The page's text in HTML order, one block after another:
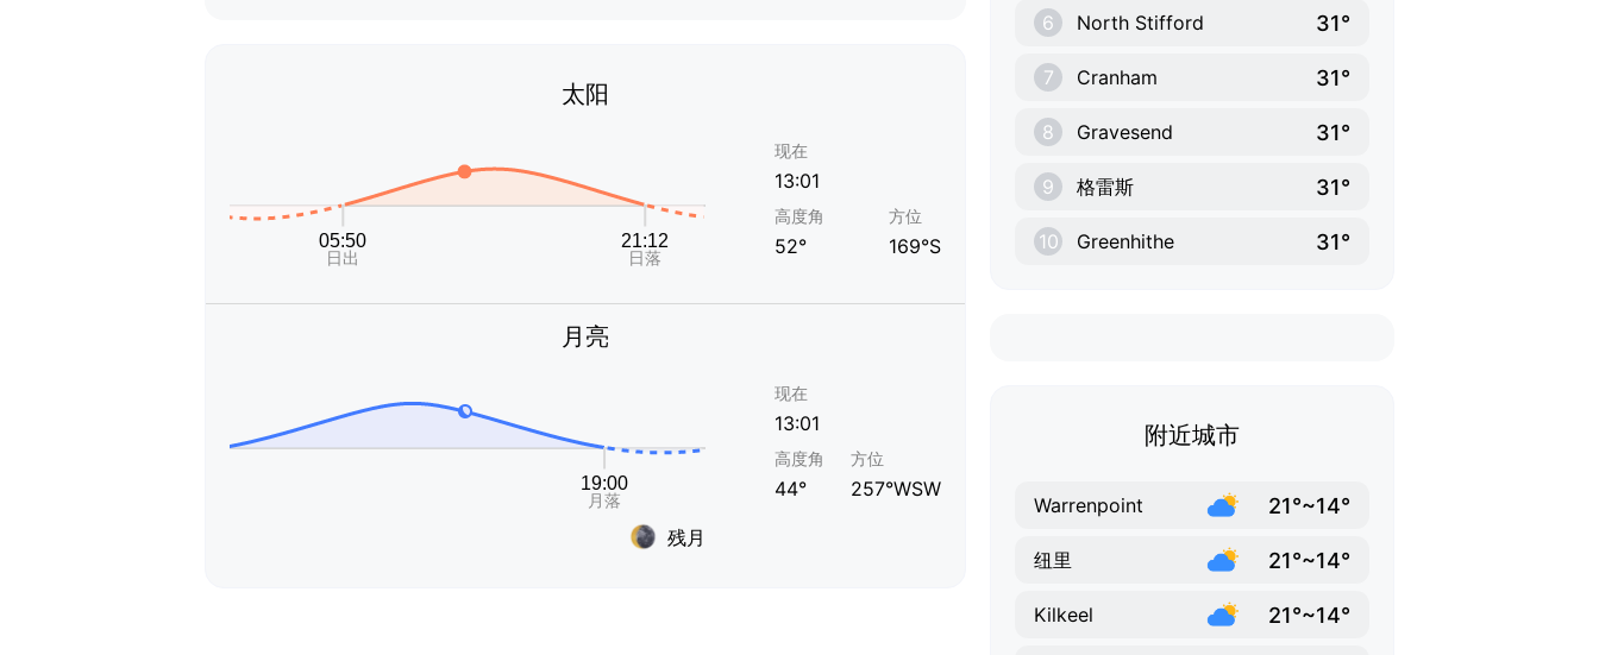
太阳
现在
13:01
高度角
52°
方位
169°S
月亮
残月
现在
13:01
高度角
44°
方位
257°WSW
6 North Stifford 31°
7 Cranham 31°
8 Gravesend 31°
9 格雷斯 31°
10 Greenhithe 31°
附近城市
Warrenpoint 21°~14°
纽里 21°~14°
Kilkeel 21°~14°